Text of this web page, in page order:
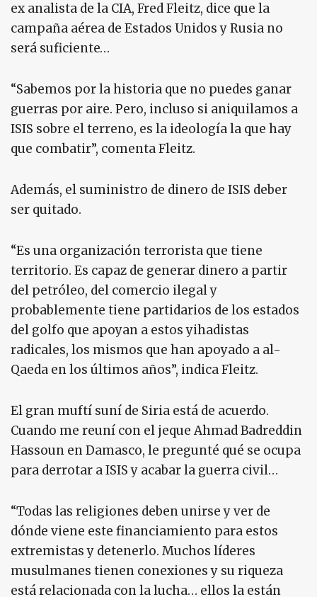
ex analista de la CIA, Fred Fleitz, dice que la
campaña aérea de Estados Unidos y Rusia no
será suficiente…
“Sabemos por la historia que no puedes ganar
guerras por aire. Pero, incluso si aniquilamos a
ISIS sobre el terreno, es la ideología la que hay
que combatir”, comenta Fleitz.
Además, el suministro de dinero de ISIS deber
ser quitado.
“Es una organización terrorista que tiene
territorio. Es capaz de generar dinero a partir
del petróleo, del comercio ilegal y
probablemente tiene partidarios de los estados
del golfo que apoyan a estos yihadistas
radicales, los mismos que han apoyado a al-
Qaeda en los últimos años”, indica Fleitz.
El gran muftí suní de Siria está de acuerdo.
Cuando me reuní con el jeque Ahmad Badreddin
Hassoun en Damasco, le pregunté qué se ocupa
para derrotar a ISIS y acabar la guerra civil…
“Todas las religiones deben unirse y ver de
dónde viene este financiamiento para estos
extremistas y detenerlo. Muchos líderes
musulmanes tienen conexiones y su riqueza
está relacionada con la lucha… ellos la están